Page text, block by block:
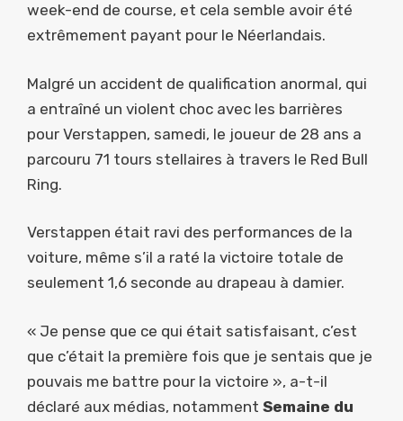
week-end de course, et cela semble avoir été
extrêmement payant pour le Néerlandais.
Malgré un accident de qualification anormal, qui
a entraîné un violent choc avec les barrières
pour Verstappen, samedi, le joueur de 28 ans a
parcouru 71 tours stellaires à travers le Red Bull
Ring.
Verstappen était ravi des performances de la
voiture, même s’il a raté la victoire totale de
seulement 1,6 seconde au drapeau à damier.
« Je pense que ce qui était satisfaisant, c’est
que c’était la première fois que je sentais que je
pouvais me battre pour la victoire », a-t-il
déclaré aux médias, notamment Semaine du